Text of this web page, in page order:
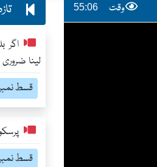
وقت 55:06
اگر
لینا
قسط نمبر :
قسط نمبر :